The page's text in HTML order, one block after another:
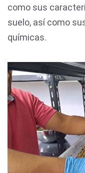
como sus
suelo, así como
químicas.